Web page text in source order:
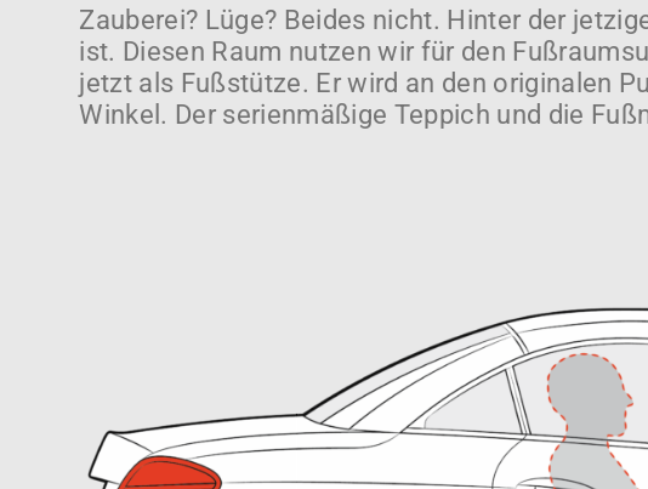
Zauberei? Lüge? Beides nicht. Hinter der
ist. Diesen Raum nutzen wir für den
jetzt als Fußstütze. Er wird an den originalen
Winkel. Der serienmäßige Teppich und die